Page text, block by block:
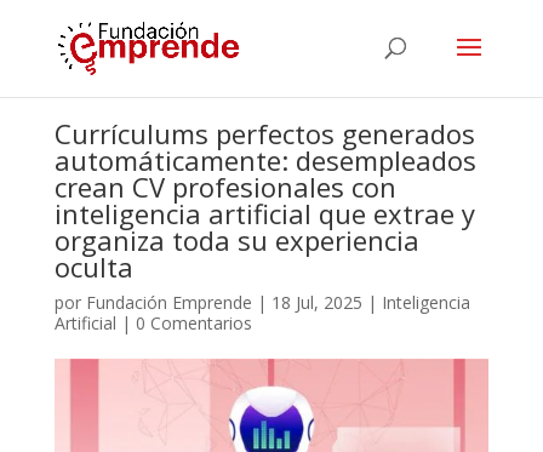
Currículums perfectos generados
automáticamente: desempleados
crean CV profesionales con
inteligencia artificial que extrae y
organiza toda su experiencia
oculta
por Fundación Emprende | 18 Jul, 2025 | Inteligencia
Artificial | 0 Comentarios